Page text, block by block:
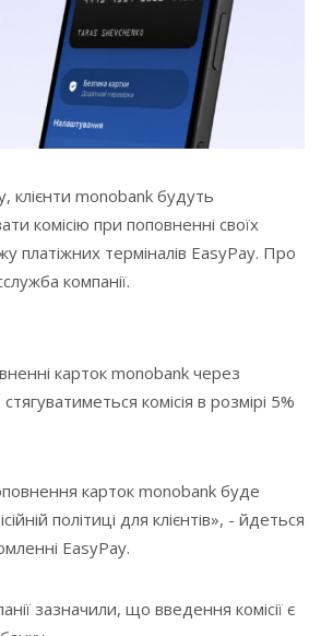
клієнти monobank будуть
комісію при поповненні своїх
платіжних терміналів EasyPay. Про
компанії.
карток monobank через
комісія в розмірі 5%
карток monobank буде
політиці для клієнтів», - йдеться
EasyPay.
зазначили, що введення комісії є